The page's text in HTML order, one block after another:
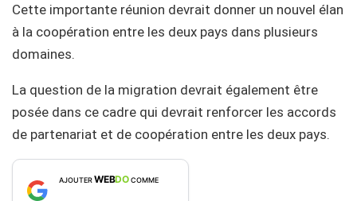
Cette importante réunion devrait donner un nouvel élan
à la coopération entre les deux pays dans plusieurs
domaines.
La question de la migration devrait également être
posée dans ce cadre qui devrait renforcer les accords
de partenariat et de coopération entre les deux pays.
AJOUTERWEBDOCOMME